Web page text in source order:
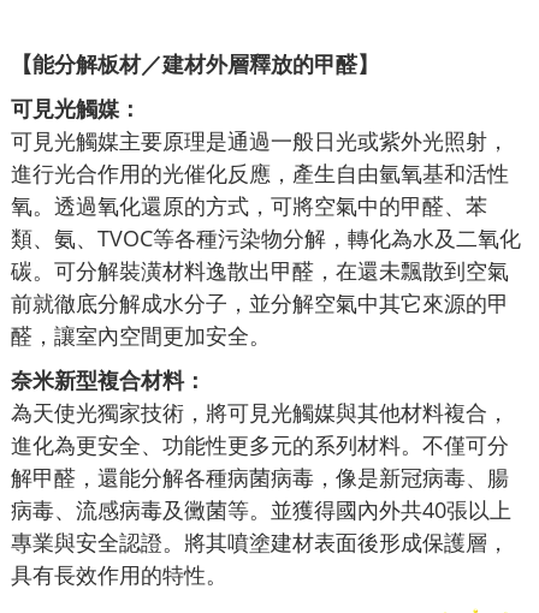
【能分解板材／建材外層釋放的甲醛】
可見光觸媒：
可見光觸媒主要原理是通過一般日光或紫外光照射，
進行光合作用的光催化反應，產生自由氫氧基和活性
氧。透過氧化還原的方式，可將空氣中的甲醛、苯
類、氨、TVOC等各種污染物分解，轉化為水及二氧化
碳。可分解裝潢材料逸散出甲醛，在還未飄散到空氣
前就徹底分解成水分子，並分解空氣中其它來源的甲
醛，讓室內空間更加安全。
奈米新型複合材料：
為天使光獨家技術，將可見光觸媒與其他材料複合，
進化為更安全、功能性更多元的系列材料。不僅可分
解甲醛，還能分解各種病菌病毒，像是新冠病毒、腸
病毒、流感病毒及黴菌等。並獲得國內外共40張以上
專業與安全認證。將其噴塗建材表面後形成保護層，
具有長效作用的特性。